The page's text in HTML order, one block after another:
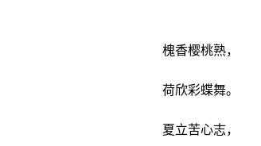
槐香樱桃熟，
荷欣彩蝶舞。
夏立苦心志，